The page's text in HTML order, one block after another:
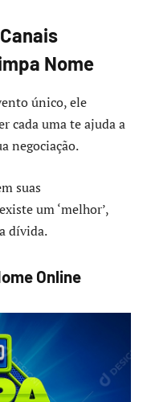
Nome
único, ele
cada uma te ajuda a
negociação.
suas
um ‘melhor’,
dívida.
Online